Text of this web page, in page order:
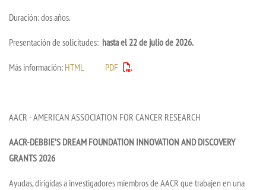
Duración: dos años.
Presentación de solicitudes: hasta el 22 de julio de 2026.
Más información: HTML PDF
AACR - AMERICAN ASSOCIATION FOR CANCER RESEARCH
AACR-DEBBIE’S DREAM FOUNDATION INNOVATION AND DISCOVERY
GRANTS 2026
Ayudas, dirigidas a investigadores miembros de AACR que trabajen en una